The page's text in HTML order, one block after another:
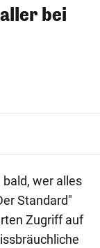
bei
wer alles
Standard"
Zugriff auf